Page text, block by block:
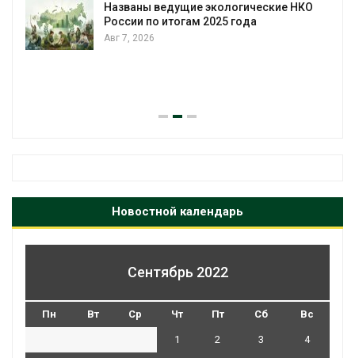
Названы ведущие экологические НКО
России по итогам 2025 года
Авг 7, 2026
Новостной календарь
Сентябрь 2022
Пн Вт Ср Чт Пт Сб Вс
1 2 3 4